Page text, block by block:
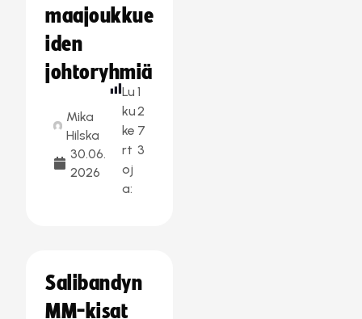
maajoukkue
iden
johtoryhmiä
Mika
Hilska
30.06.
2026
Lu
ku
ke
rt
oj
a:
1
2
7
3
Salibandyn
MM-kisat